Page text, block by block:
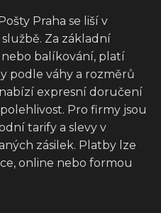
Praha se liší v
Za základní
nebo balíkování, platí
podle váhy a rozměrů
expresní doručení
Pro firmy jsou
tarify a slevy v
zásilek. Platby lze
online nebo formou